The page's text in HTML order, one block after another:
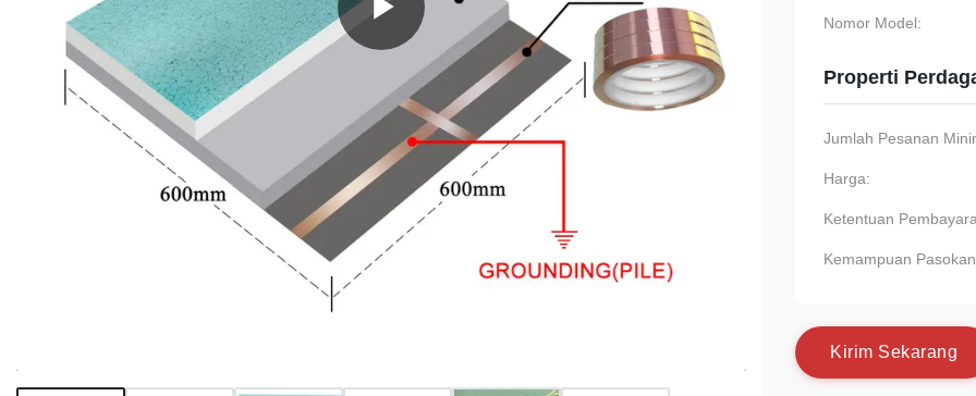
Nomor Model:
Properti
Jumlah Pesanan
Harga:
Ketentuan
Kemampuan
Kirim Sekarang